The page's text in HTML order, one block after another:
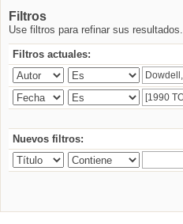
Filtros
Use filtros para refinar sus resultados.
Filtros actuales:
Nuevos filtros: